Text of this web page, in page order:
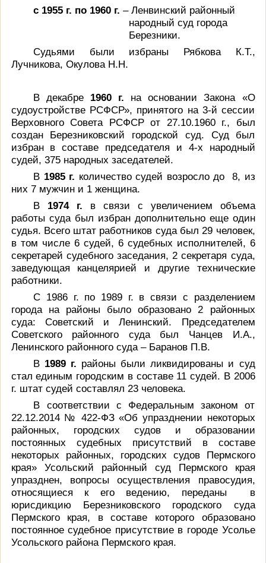
с 1955 г. по 1960 г. – Ленвинский районный
народный суд города
Березники.
Судьями были избраны Рябкова К.Т.,
Лучникова, Окулова Н.Н.
В декабре 1960 г. на основании Закона «О
судоустройстве РСФСР», принятого на 3-й сессии
Верховного Совета РСФСР от 27.10.1960 г., был
создан Березниковский городской суд. Суд был
избран в составе председателя и 4-х народный
судей, 375 народных заседателей.
В 1985 г. количество судей возросло до
8, из
них 7 мужчин и 1 женщина.
В 1974 г. в связи с увеличением объема
работы суда был избран дополнительно еще один
судья. Всего штат работников суда был 29 человек,
в том числе 6 судей, 6 судебных исполнителей, 6
секретарей судебного заседания, 2 секретаря суда,
заведующая канцелярией и другие технические
работники.
С 1986 г. по 1989 г. в связи с разделением
города на районы было образовано 2 районных
суда: Советский и Ленинский. Председателем
Советского районного суда был Чанцев И.А.,
Ленинского районного суда – Баранов П.В.
В 1989 г. районы были ликвидированы и суд
стал единым городским в составе 11 судей. В 2006
г. штат судей составлял 23 человека.
В соответствии с Федеральным законом от
22.12.2014 № 422-ФЗ «Об упразднении некоторых
районных, городских судов и образовании
постоянных судебных присутствий в составе
некоторых районных, городских судов Пермского
края» Усольский районный суд Пермского края
упразднен, вопросы осуществления правосудия,
относящиеся к его ведению, переданы в
юрисдикцию Березниковского городского суда
Пермского края, в составе которого образовано
постоянное судебное присутствие в городе Усолье
Усольского района Пермского края.